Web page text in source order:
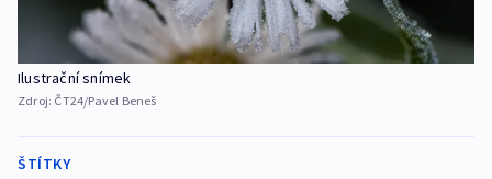
Ilustrační snímek
Zdroj: ČT24/Pavel Beneš
ŠTÍTKY